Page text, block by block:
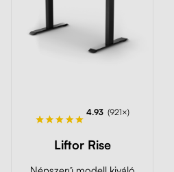
4.93 (921×)
Liftor Rise